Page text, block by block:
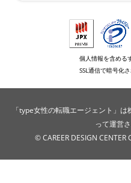
個人情報を含める
SSL通信で暗号化
「type女性の転職エージェント」
って運営
© CAREER DESIGN CENTER